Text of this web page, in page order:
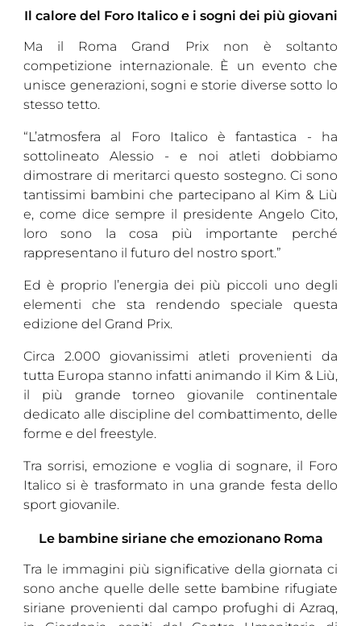
Il calore del Foro Italico e i sogni dei più giovani
Ma il Roma Grand Prix non è soltanto
competizione internazionale. È un evento che
unisce generazioni, sogni e storie diverse sotto lo
stesso tetto.
“L’atmosfera al Foro Italico è fantastica - ha
sottolineato Alessio - e noi atleti dobbiamo
dimostrare di meritarci questo sostegno. Ci sono
tantissimi bambini che partecipano al Kim & Liù
e, come dice sempre il presidente Angelo Cito,
loro sono la cosa più importante perché
rappresentano il futuro del nostro sport.”
Ed è proprio l’energia dei più piccoli uno degli
elementi che sta rendendo speciale questa
edizione del Grand Prix.
Circa 2.000 giovanissimi atleti provenienti da
tutta Europa stanno infatti animando il Kim & Liù,
il più grande torneo giovanile continentale
dedicato alle discipline del combattimento, delle
forme e del freestyle.
Tra sorrisi, emozione e voglia di sognare, il Foro
Italico si è trasformato in una grande festa dello
sport giovanile.
Le bambine siriane che emozionano Roma
Tra le immagini più significative della giornata ci
sono anche quelle delle sette bambine rifugiate
siriane provenienti dal campo profughi di Azraq,